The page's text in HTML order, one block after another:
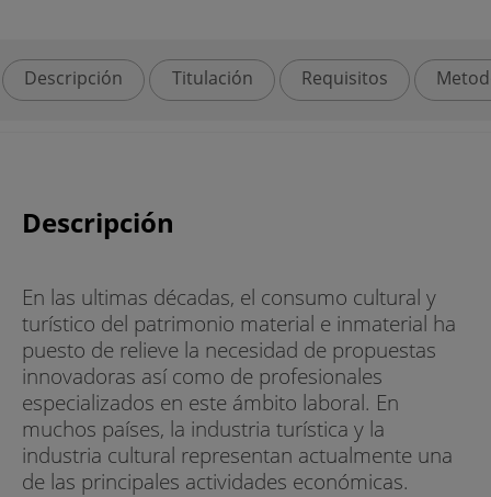
Descripción Titulación Requisitos
Descripción
En las ultimas décadas, el consumo cultural y
turístico del patrimonio material e inmaterial ha
puesto de relieve la necesidad de propuestas
innovadoras así como de profesionales
especializados en este ámbito laboral. En
muchos países, la industria turística y la
industria cultural representan actualmente una
de las principales actividades económicas.